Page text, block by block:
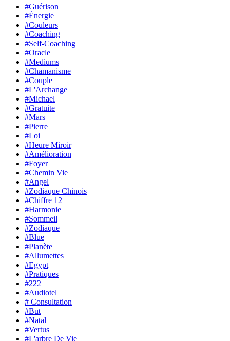
#Guérison
#Énergie
#Couleurs
#Coaching
#Self-Coaching
#Oracle
#Mediums
#Chamanisme
#Couple
#L'Archange
#Michael
#Gratuite
#Mars
#Pierre
#Loi
#Heure Miroir
#Amélioration
#Foyer
#Chemin Vie
#Angel
#Zodiaque Chinois
#Chiffre 12
#Harmonie
#Sommeil
#Zodiaque
#Blue
#Planète
#Allumettes
#Egypt
#Pratiques
#222
#Audiotel
# Consultation
#But
#Natal
#Vertus
#L'arbre De Vie